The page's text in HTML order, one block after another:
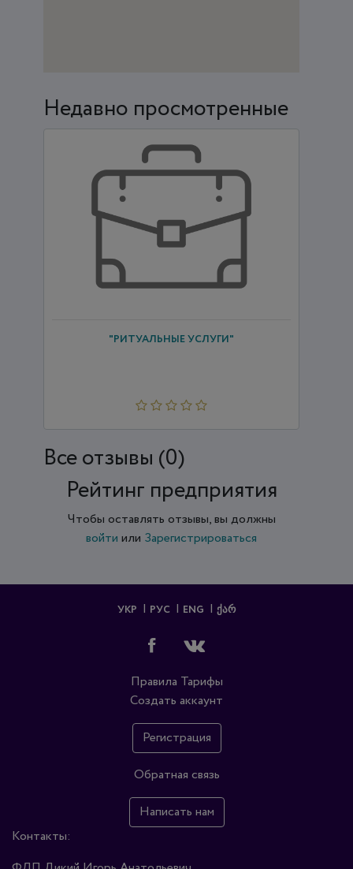
Недавно просмотренные
"РИТУАЛЬНЫЕ УСЛУГИ"
Все отзывы (0)
Рейтинг предприятия
Чтобы оставлять отзывы, вы должны
войти или Зарегистрироваться
УКР РУС ENG ᲥᲐᲠ
Правила Тарифы
Создать аккаунт
Регистрация
Обратная связь
Написать нам
Контакты: